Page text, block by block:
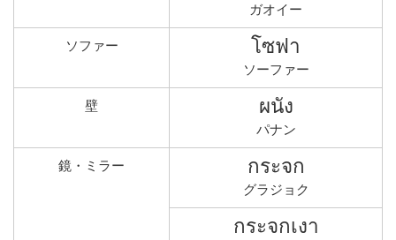
ガオイー
ソファー โซฟา
ソーファー
壁 ผนัง
パナン
鏡・ミラー กระจก
グラジョク
กระจกเงา